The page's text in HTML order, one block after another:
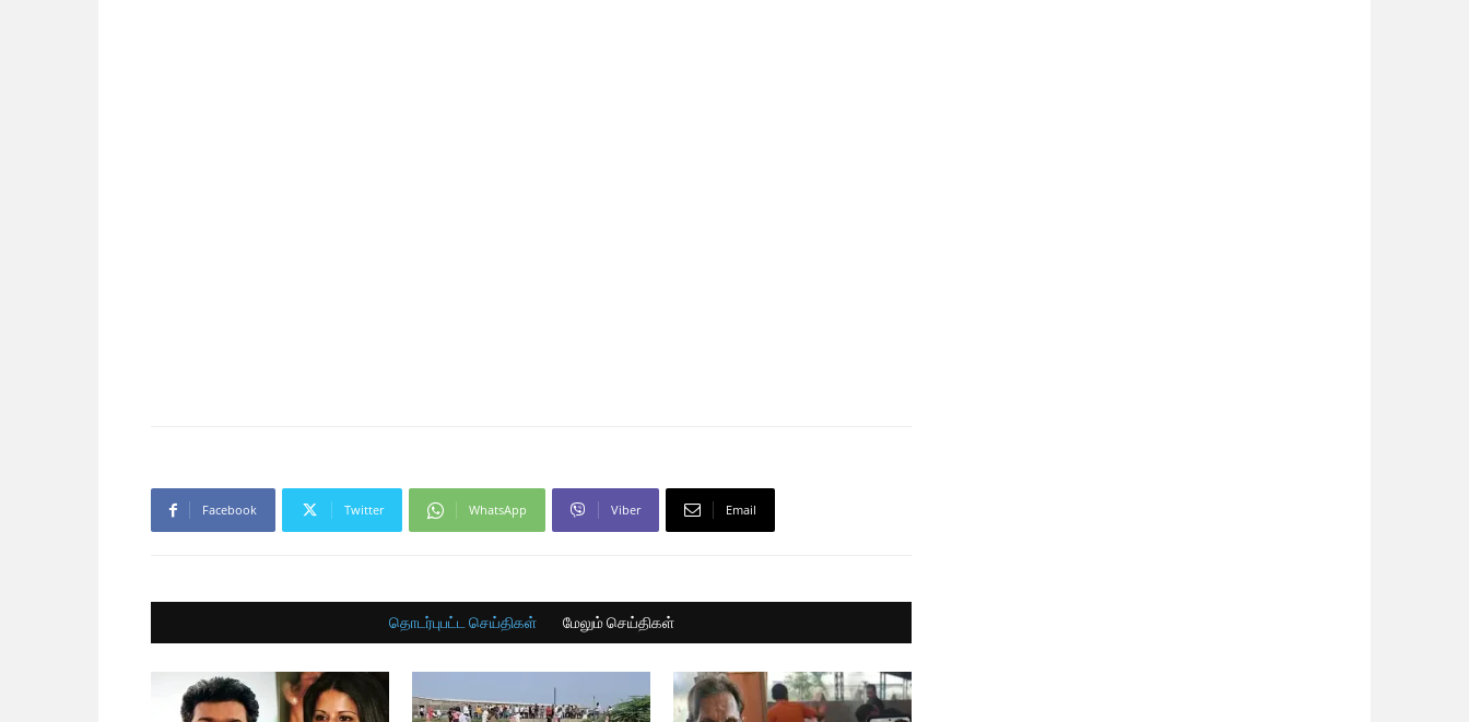
Facebook Twitter WhatsApp Viber Email
தொடர்புபட்ட செய்திகள் மேலும் செய்திகள்